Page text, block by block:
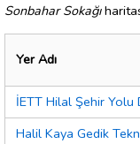
Sonbahar Sokağı
Yer Adı
İETT Hilal Şehir Yolu
Halil Kaya Gedik